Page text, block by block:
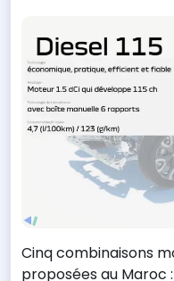
Cinq combinaisons
proposées au Maroc :